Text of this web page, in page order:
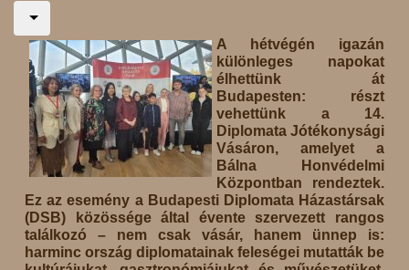
A hétvégén igazán
különleges napokat
élhettünk át
Budapesten: részt
vehettünk a 14.
Diplomata Jótékonysági
Vásáron, amelyet a
Bálna Honvédelmi
Központban rendeztek.
Ez az esemény a Budapesti Diplomata Házastársak
(DSB) közössége által évente szervezett rangos
találkozó – nem csak vásár, hanem ünnep is:
harminc ország diplomatainak feleségei mutatták be